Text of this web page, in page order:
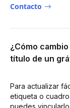
Contacto
¿Cómo
título de un
Para actualizar
etiqueta o
puedes